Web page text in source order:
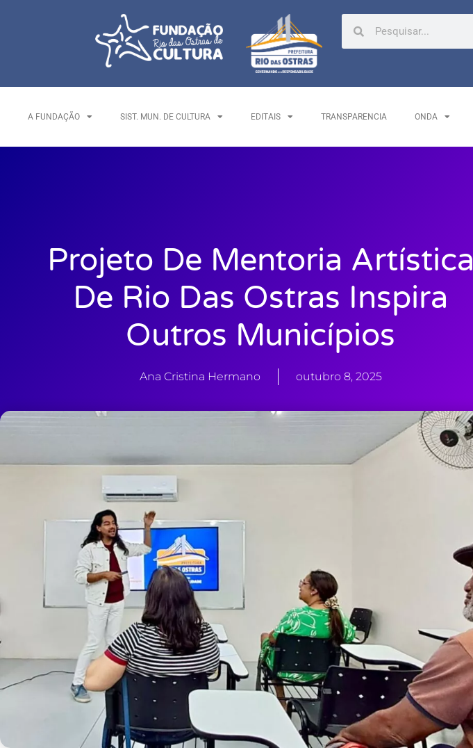
A FUNDAÇÃO SIST. MUN. DE CULTURA EDITAIS TRANSPARENCIA ONDA
Projeto De Mentoria Artística
De Rio Das Ostras Inspira
Outros Municípios
Ana Cristina Hermano outubro 8, 2025